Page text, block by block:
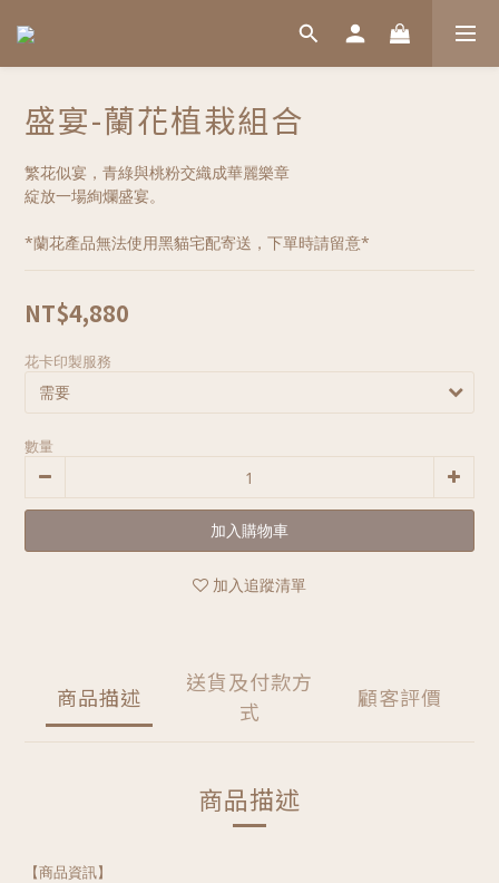
盛宴-蘭花植栽組合
繁花似宴，青綠與桃粉交織成華麗樂章
綻放一場絢爛盛宴。
*蘭花產品無法使用黑貓宅配寄送，下單時請留意*
NT$4,880
花卡印製服務
數量
加入購物車
加入追蹤清單
商品描述
送貨及付款方
式
顧客評價
商品描述
【商品資訊】